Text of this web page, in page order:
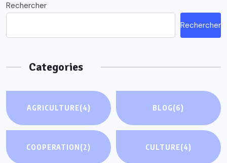
Rechercher
Rechercher
Categories
AGRICULTURE(4) BLOG(6)
COOPERATION(2) CULTURE(4)